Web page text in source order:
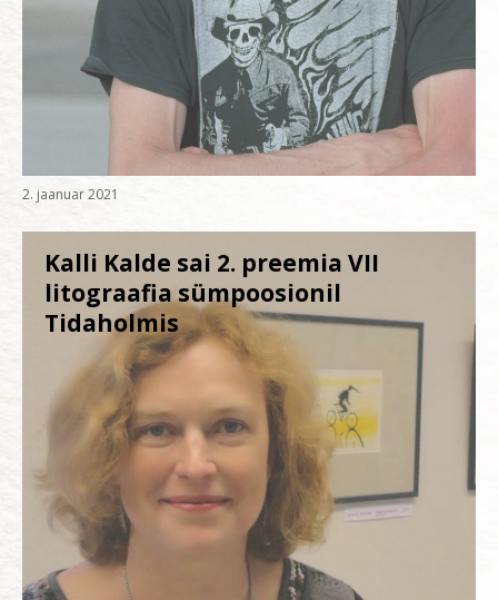
2. jaanuar 2021
Kalli Kalde sai 2. preemia VII
litograafia sümpoosionil
Tidaholmis